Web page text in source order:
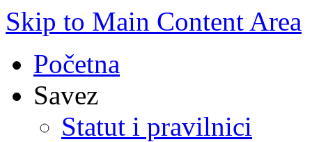
Skip to Main Content Area
Početna
Savez
Statut i pravilnici